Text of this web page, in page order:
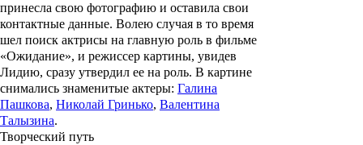
принесла свою фотографию и оставила свои
контактные данные. Волею случая в то время
шел поиск актрисы на главную роль в фильме
«Ожидание», и режиссер картины, увидев
Лидию, сразу утвердил ее на роль. В картине
снимались знаменитые актеры: Галина
Пашкова, Николай Гринько, Валентина
Талызина.
Творческий путь